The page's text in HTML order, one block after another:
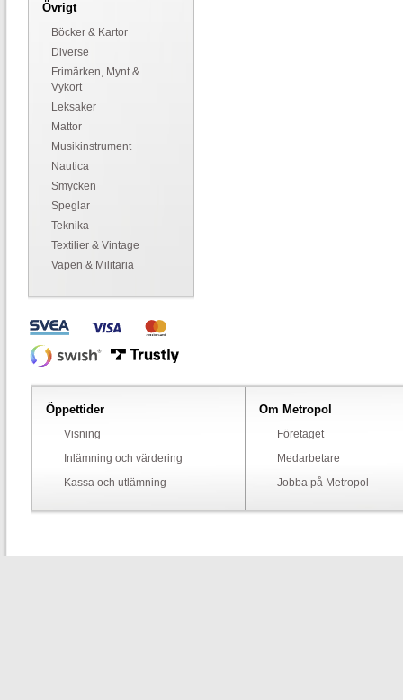
Övrigt
Böcker & Kartor
Diverse
Frimärken, Mynt &
Vykort
Leksaker
Mattor
Musikinstrument
Nautica
Smycken
Speglar
Teknika
Textilier & Vintage
Vapen & Militaria
Öppettider
Visning
Inlämning och värdering
Kassa och utlämning
Om Metropol
Företaget
Medarbetare
Jobba på Metropol